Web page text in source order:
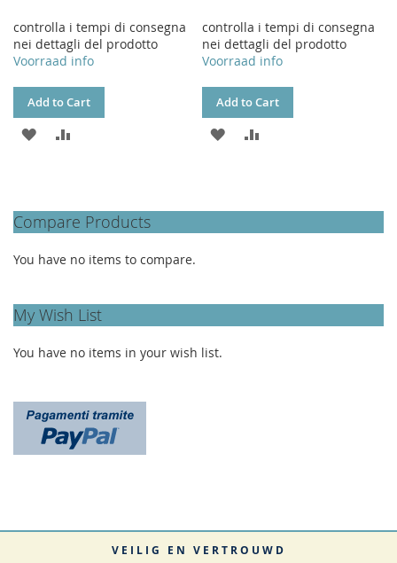
controlla i tempi di consegna
nei dettagli del prodotto
Voorraad info
Add to Cart
ADD
LIST
controlla i tempi di consegna
nei dettagli del prodotto
Voorraad info
Add to Cart
ADD
Compare Products
You have no items to compare.
My Wish List
You have no items in your wish list.
VEILIG EN VERTROUWD